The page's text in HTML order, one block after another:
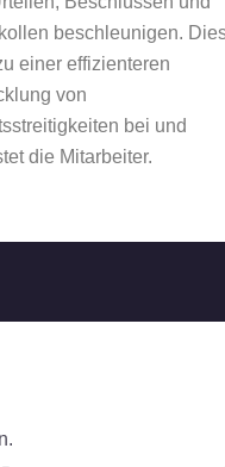
beschleunigen.
einer effizienteren
von
bei und
die Mitarbeiter.